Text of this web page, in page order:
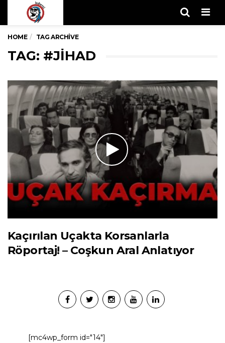
HOME TAG ARCHIVE
TAG: #JIHAD
Kaçırılan Uçakta Korsanlarla
Röportaj! – Coşkun Aral Anlatıyor
[mc4wp_form id="14"]